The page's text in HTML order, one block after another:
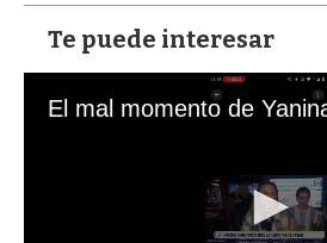
Te puede interesar